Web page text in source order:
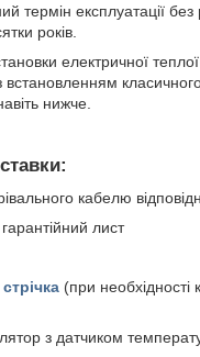
термін експлуатації без
років.
електричної теплої
встановленням
нижче.
кабелю
гарантійний лист
(при необхідності
з датчиком